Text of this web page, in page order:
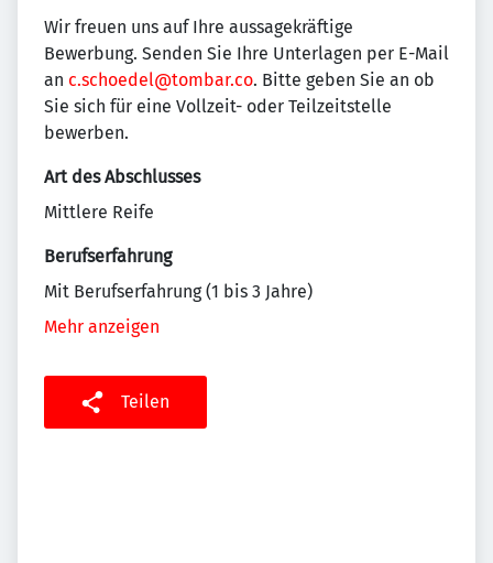
Wir freuen uns auf Ihre aussagekräftige
Bewerbung. Senden Sie Ihre Unterlagen per E-Mail
an c.schoedel@tombar.co. Bitte geben Sie an ob
Sie sich für eine Vollzeit- oder Teilzeitstelle
bewerben.
Art des Abschlusses
Mittlere Reife
Berufserfahrung
Mit Berufserfahrung (1 bis 3 Jahre)
Mehr anzeigen
Teilen